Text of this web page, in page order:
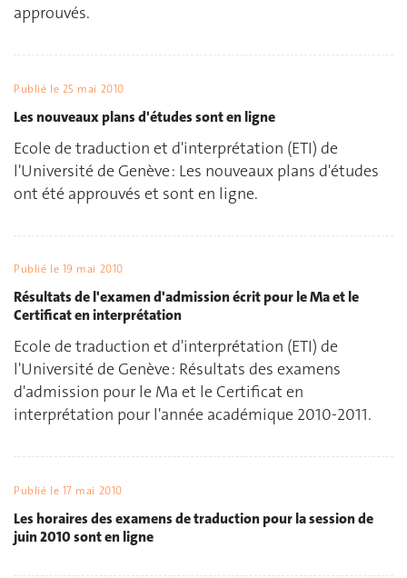
approuvés.
Publié le 25 mai 2010
Les nouveaux plans d'études sont en ligne
Ecole de traduction et d'interprétation (ETI) de
l'Université de Genève : Les nouveaux plans d'études
ont été approuvés et sont en ligne.
Publié le 19 mai 2010
Résultats de l'examen d'admission écrit pour le Ma et le
Certificat en interprétation
Ecole de traduction et d'interprétation (ETI) de
l'Université de Genève : Résultats des examens
d'admission pour le Ma et le Certificat en
interprétation pour l'année académique 2010-2011.
Publié le 17 mai 2010
Les horaires des examens de traduction pour la session de
juin 2010 sont en ligne